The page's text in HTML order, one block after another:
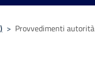
> Provvedimenti